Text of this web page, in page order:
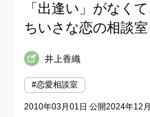
「出逢い」がなく
ちいさな恋の相談室
井上香織
#恋愛相談室
2010年03月01日 公開2024年12